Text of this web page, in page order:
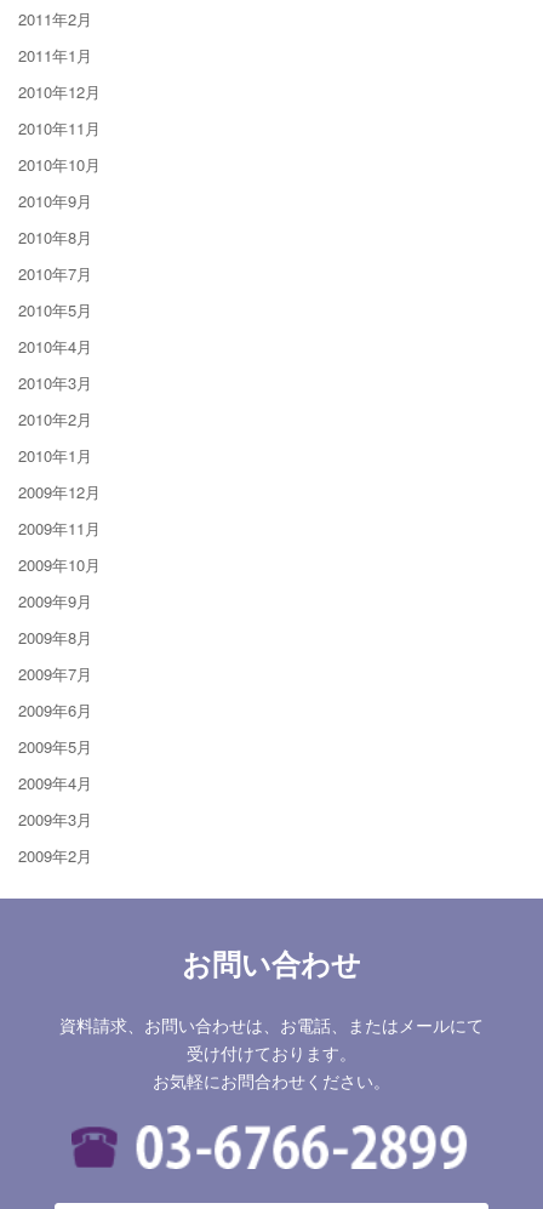
2011年2月
2011年1月
2010年12月
2010年11月
2010年10月
2010年9月
2010年8月
2010年7月
2010年5月
2010年4月
2010年3月
2010年2月
2010年1月
2009年12月
2009年11月
2009年10月
2009年9月
2009年8月
2009年7月
2009年6月
2009年5月
2009年4月
2009年3月
2009年2月
お問い合わせ
資料請求、お問い合わせは、お電話、またはメールにて
受け付けております。
お気軽にお問合わせください。